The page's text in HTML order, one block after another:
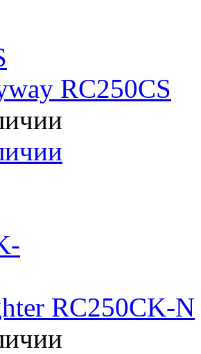
RC250CS
RC250CK-N